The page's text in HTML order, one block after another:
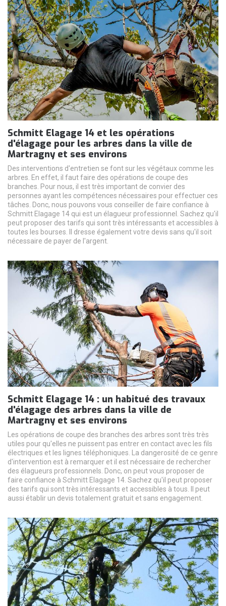
Schmitt Elagage 14 et les opérations
d'élagage pour les arbres dans la ville de
Martragny et ses environs
Des interventions d'entretien se font sur les végétaux comme les
arbres. En effet, il faut faire des opérations de coupe des
branches. Pour nous, il est très important de convier des
personnes ayant les compétences nécessaires pour effectuer ces
tâches. Donc, nous pouvons vous conseiller de faire confiance à
Schmitt Elagage 14 qui est un élagueur professionnel. Sachez qu'il
peut proposer des tarifs qui sont très intéressants et accessibles à
toutes les bourses. Il dresse également votre devis sans qu'il soit
nécessaire de payer de l'argent.
Schmitt Elagage 14 : un habitué des travaux
d'élagage des arbres dans la ville de
Martragny et ses environs
Les opérations de coupe des branches des arbres sont très très
utiles pour qu'elles ne puissent pas entrer en contact avec les fils
électriques et les lignes téléphoniques. La dangerosité de ce genre
d'intervention est à remarquer et il est nécessaire de rechercher
des élagueurs professionnels. Donc, on peut vous proposer de
faire confiance à Schmitt Elagage 14. Sachez qu'il peut proposer
des tarifs qui sont très intéressants et accessibles à tous. Il peut
aussi établir un devis totalement gratuit et sans engagement.